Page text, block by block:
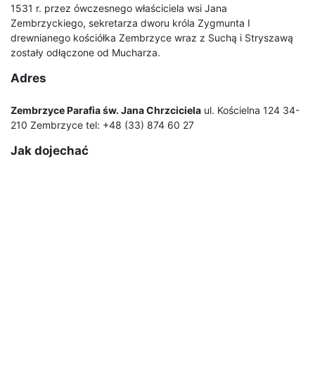
1531 r. przez ówczesnego właściciela wsi Jana
Zembrzyckiego, sekretarza dworu króla Zygmunta I
drewnianego kościółka Zembrzyce wraz z Suchą i Stryszawą
zostały odłączone od Mucharza.
Adres
Zembrzyce Parafia św. Jana Chrzciciela ul. Kościelna 124 34-
210 Zembrzyce tel: +48 (33) 874 60 27
Jak dojechać